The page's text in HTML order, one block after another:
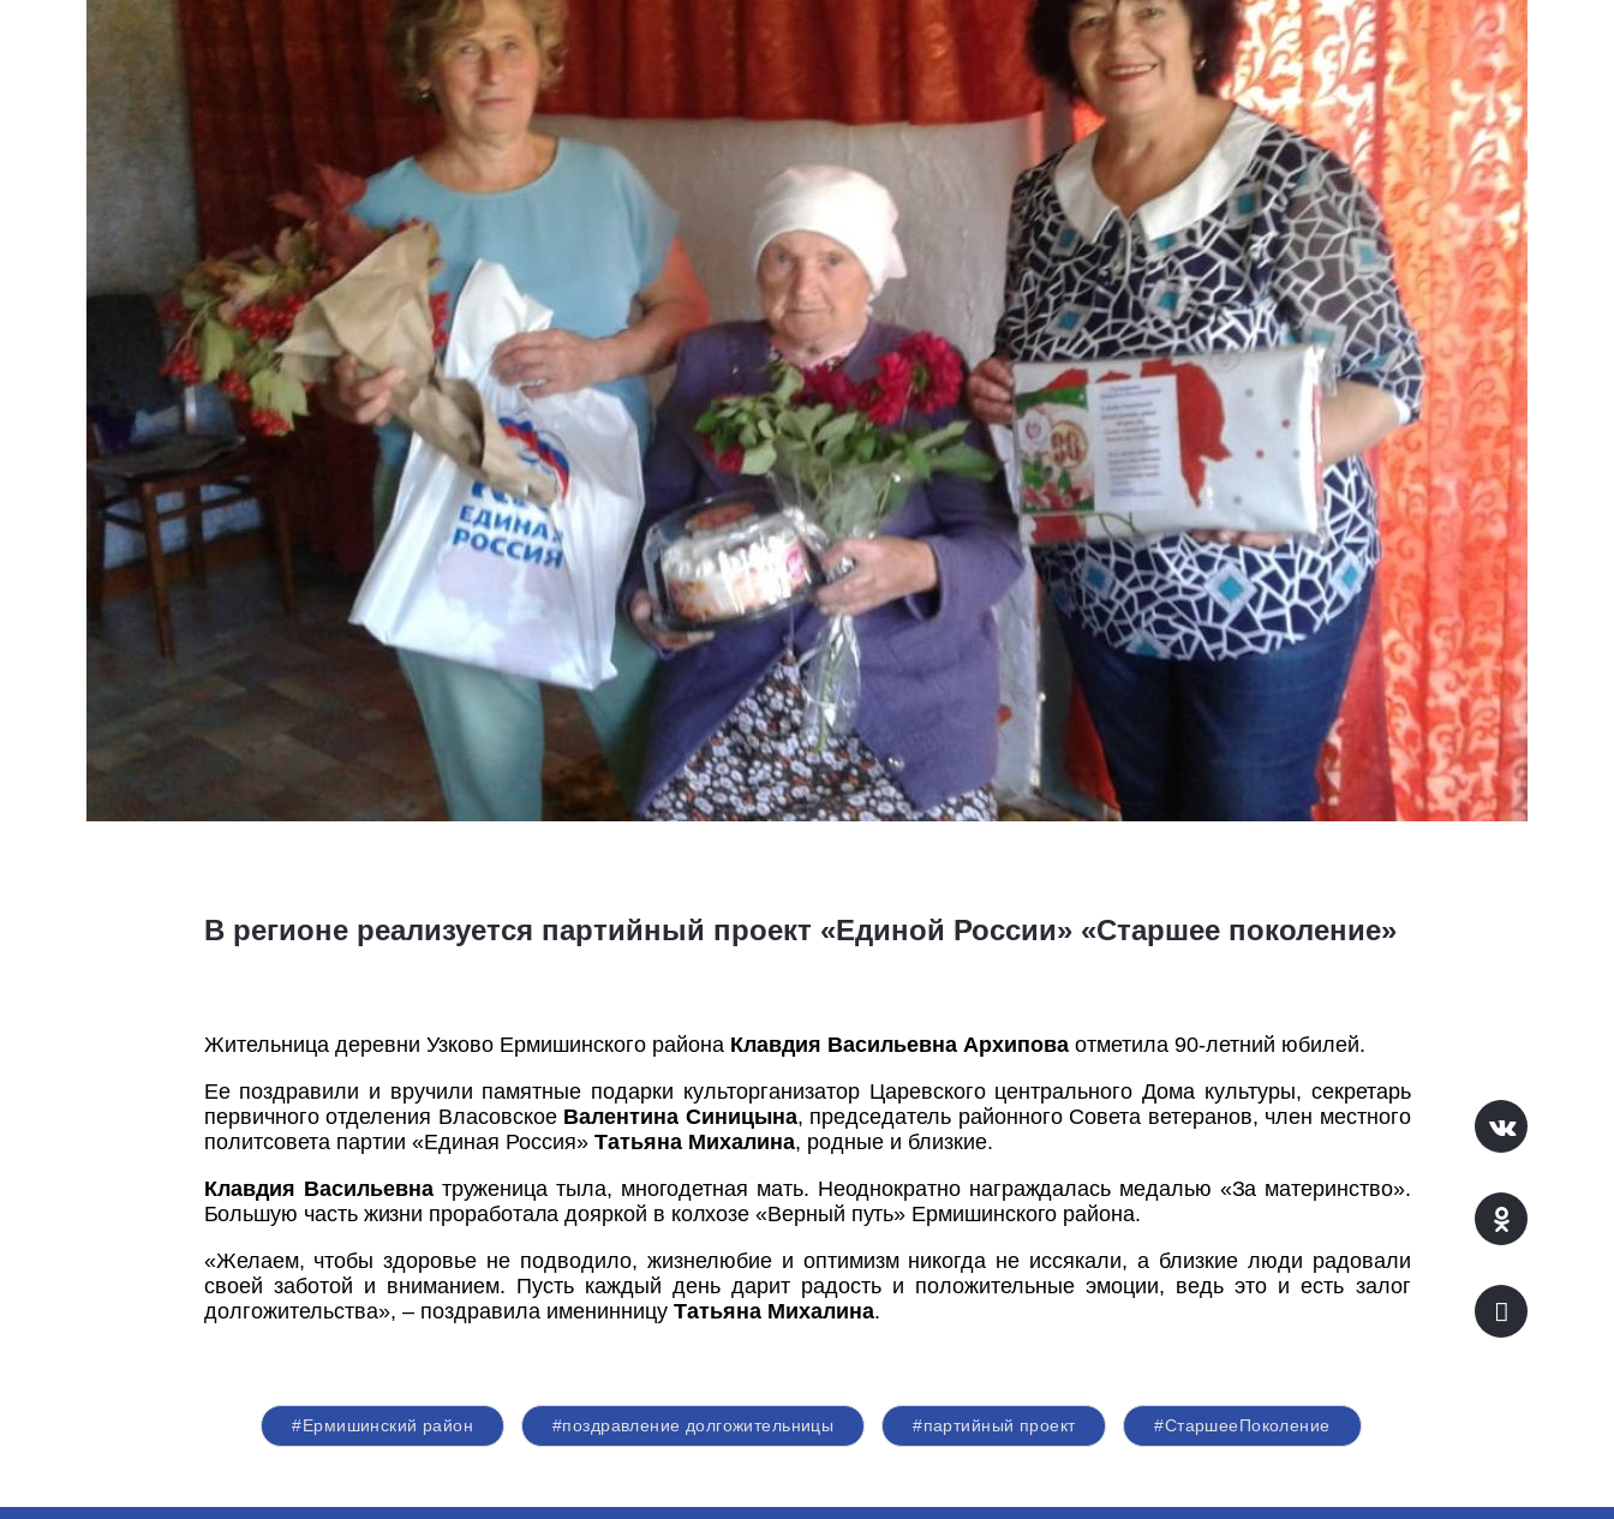
В регионе реализуется партийный проект «Единой России» «Старшее поколение»
Жительница деревни Узково Ермишинского района Клавдия Васильевна Архиповаотметила 90-летний юбилей.
Ее поздравили и вручили памятные подарки культорганизатор Царевского центрального Дома культуры, секретарь
первичного отделения Власовское Валентина Синицына, председатель районного Совета ветеранов, член местного
политсовета партии «Единая Россия» Татьяна Михалина, родные и близкие.
Клавдия Васильевна труженица тыла, многодетная мать. Неоднократно награждалась медалью «За материнство».
Большую часть жизни проработала дояркой в колхозе «Верный путь» Ермишинского района.
«Желаем, чтобы здоровье не подводило, жизнелюбие и оптимизм никогда не иссякали, а близкие люди радовали
своей заботой и вниманием. Пусть каждый день дарит радость и положительные эмоции, ведь это и есть залог
долгожительства», – поздравила именинницу Татьяна Михалина.
#Ермишинский район #поздравление долгожительницы #партийный проект #СтаршееПоколение